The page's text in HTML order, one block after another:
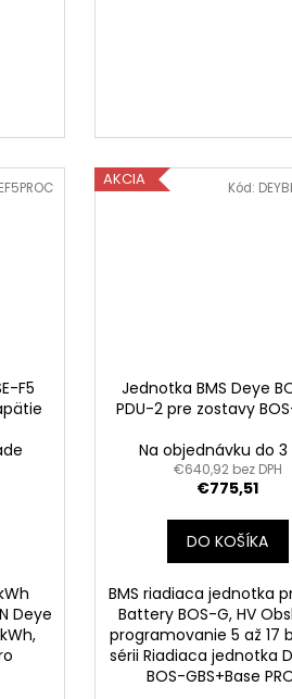
F5
Deye
AKCIA
Jednotka BMS Deye
PDU-2 pre zostavy
Na objednávku do
€640,92 bez DPH
€775,51
DO KOŠÍKA
BMS riadiaca jednotka
Battery BOS-G, HV
programovanie 5 až 17
sérii Riadiaca jednotka
BOS-GBS+Base
Kód: